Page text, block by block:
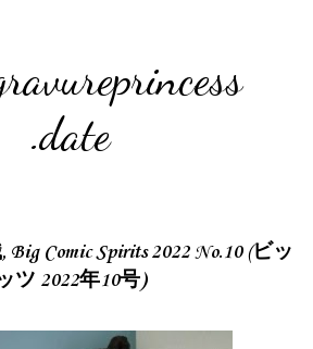
.date
Comic Spirits 2022 No.10 (ビッ
ツ 2022年10号)